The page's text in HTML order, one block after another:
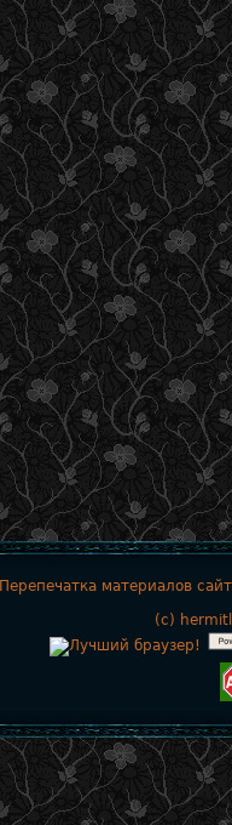
Перепечатка материалов
(c)